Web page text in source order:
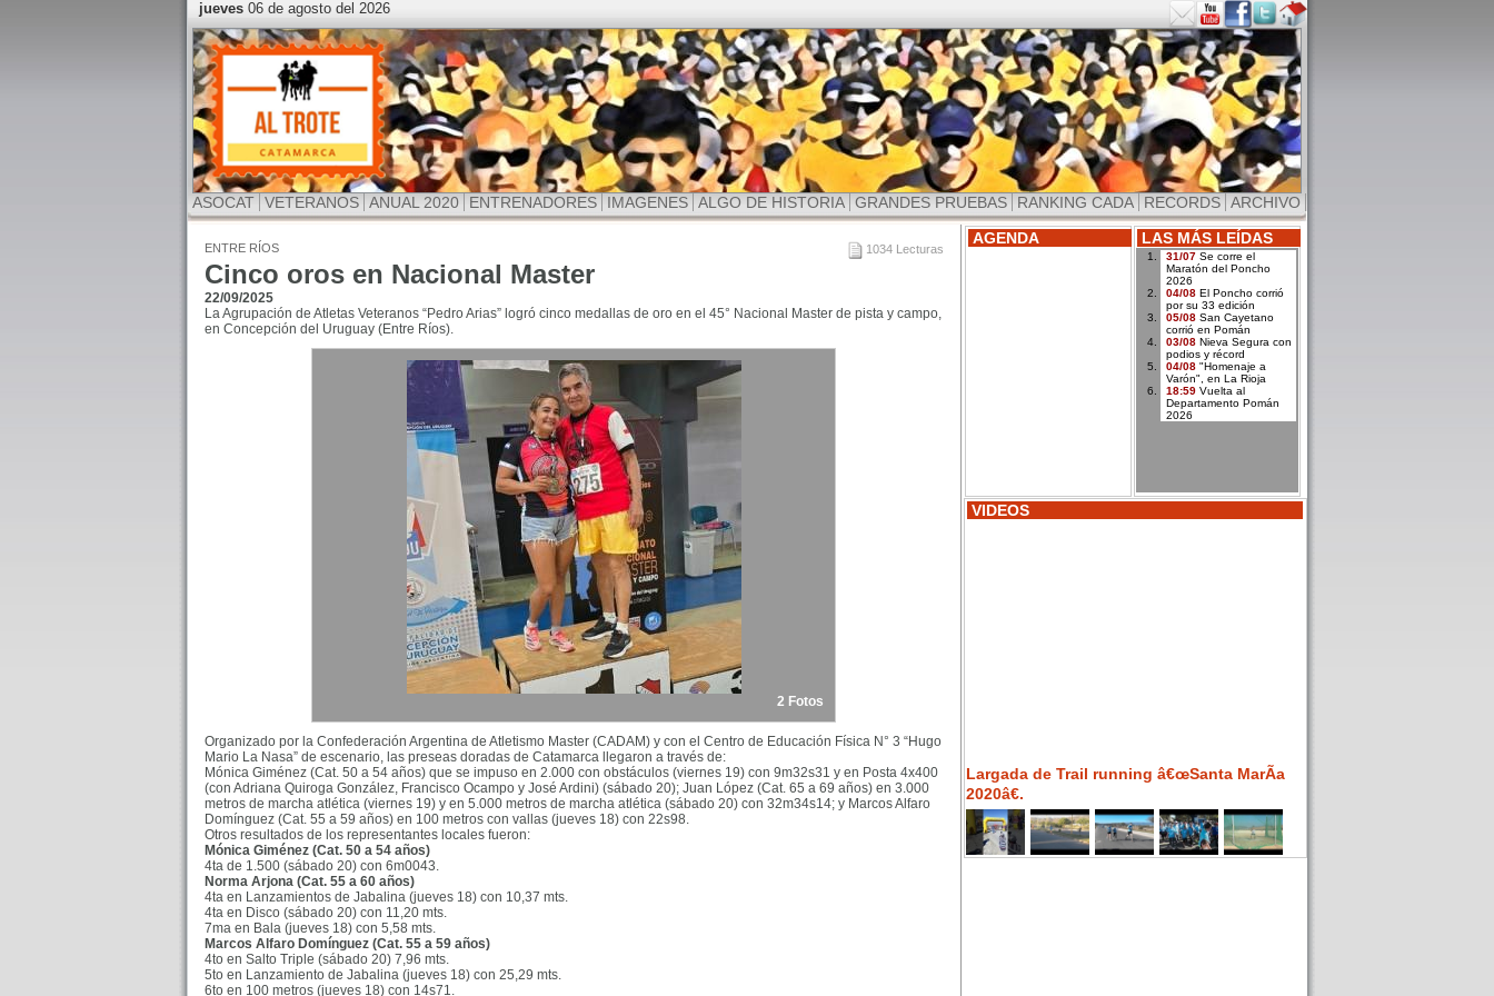
jueves06 de agosto del 2026
ASOCAT VETERANOS ANUAL 2020 ENTRENADORES IMAGENES ALGO DE HISTORIA GRANDES PRUEBAS RANKING CADA RECORDS ARCHIVO
ENTRE RÍOS 1034 Lecturas
Cinco oros en Nacional Master
22/09/2025
La Agrupación de Atletas Veteranos “Pedro Arias” logró cinco medallas de oro en el 45° Nacional Master de pista y campo,
en Concepción del Uruguay (Entre Ríos).
2 Fotos
Organizado por la Confederación Argentina de Atletismo Master (CADAM) y con el Centro de Educación Física N° 3 “Hugo
Mario La Nasa” de escenario, las preseas doradas de Catamarca llegaron a través de:
Mónica Giménez (Cat. 50 a 54 años) que se impuso en 2.000 con obstáculos (viernes 19) con 9m32s31 y en Posta 4x400
(con Adriana Quiroga González, Francisco Ocampo y José Ardini) (sábado 20); Juan López (Cat. 65 a 69 años) en 3.000
metros de marcha atlética (viernes 19) y en 5.000 metros de marcha atlética (sábado 20) con 32m34s14; y Marcos Alfaro
Domínguez (Cat. 55 a 59 años) en 100 metros con vallas (jueves 18) con 22s98.
Otros resultados de los representantes locales fueron:
Mónica Giménez (Cat. 50 a 54 años)
4ta de 1.500 (sábado 20) con 6m0043.
Norma Arjona (Cat. 55 a 60 años)
4ta en Lanzamientos de Jabalina (jueves 18) con 10,37 mts.
4ta en Disco (sábado 20) con 11,20 mts.
7ma en Bala (jueves 18) con 5,58 mts.
Marcos Alfaro Domínguez (Cat. 55 a 59 años)
4to en Salto Triple (sábado 20) 7,96 mts.
5to en Lanzamiento de Jabalina (jueves 18) con 25,29 mts.
6to en 100 metros (jueves 18) con 14s71.
AGENDA LAS MÁS LEÍDAS
31/07 Se corre el
Maratón del Poncho
2026
04/08 El Poncho corrió
por su 33 edición
05/08 San Cayetano
corrió en Pomán
03/08 Nieva Segura con
podios y récord
04/08 "Homenaje a
Varón", en La Rioja
18:59 Vuelta al
Departamento Pomán
2026
VIDEOS
Largada de Trail running â€œSanta MarÃ­a
2020â€.